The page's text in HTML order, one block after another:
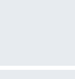
DTM